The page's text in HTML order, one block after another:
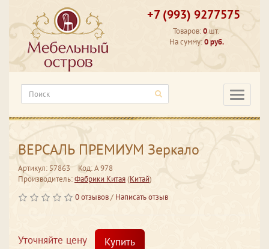
+7 (993) 9277575
Товаров:0 шт.
На сумму:0 руб.
ВЕРСАЛЬ ПРЕМИУМ Зеркало
Артикул: 57863
Код: A 978
Производитель:Фабрики Китая(Китай)
0 отзывов/ Написать отзыв
Уточняйте цену Купить